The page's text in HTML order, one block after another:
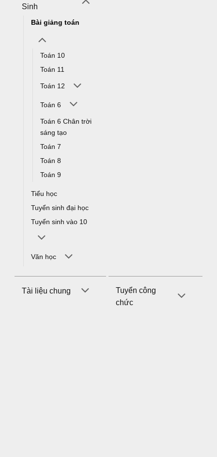
Sinh
Bài giảng toán
Toán 10
Toán 11
Toán 12
Toán 6
Toán 6 Chân trời
sáng tạo
Toán 7
Toán 8
Toán 9
Tiểu học
Tuyển sinh đại học
Tuyển sinh vào 10
Văn học
Tài liệu chung
Tuyển công
chức